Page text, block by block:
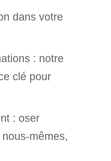
dans votre
: notre
clé pour
: oser
mêmes,